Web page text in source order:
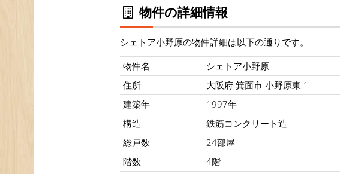
物件の詳細情報
シェトア小野原の物件詳細は以下の通りです。
物件名
シェトア小野原
住所
大阪府 箕面市 小野原東 1
建築年
1997年
構造
鉄筋コンクリート造
総戸数
24部屋
階数
4階